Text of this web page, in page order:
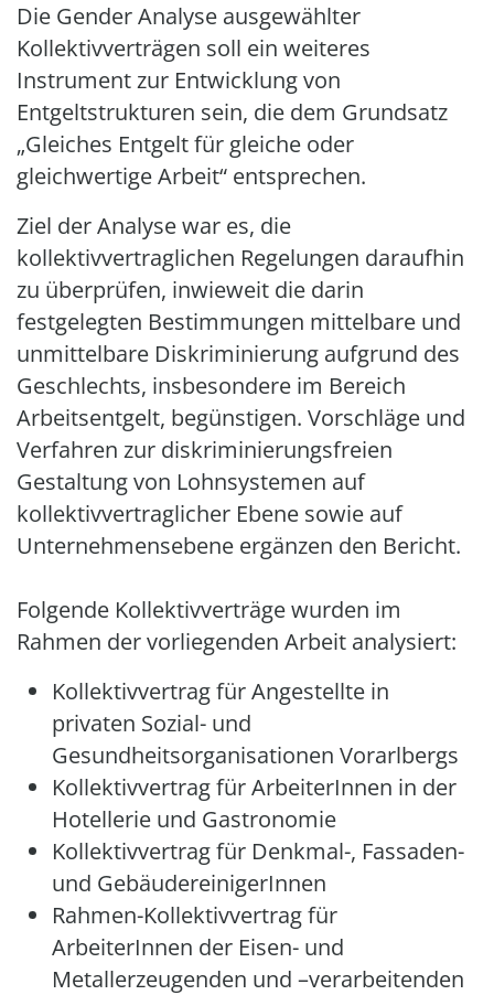
Die Gender Analyse ausgewählter
Kollektivverträgen soll ein weiteres
Instrument zur Entwicklung von
Entgeltstrukturen sein, die dem Grundsatz
„Gleiches Entgelt für gleiche oder
gleichwertige Arbeit“ entsprechen.
Ziel der Analyse war es, die
kollektivvertraglichen Regelungen daraufhin
zu überprüfen, inwieweit die darin
festgelegten Bestimmungen mittelbare und
unmittelbare Diskriminierung aufgrund des
Geschlechts, insbesondere im Bereich
Arbeitsentgelt, begünstigen. Vorschläge und
Verfahren zur diskriminierungsfreien
Gestaltung von Lohnsystemen auf
kollektivvertraglicher Ebene sowie auf
Unternehmensebene ergänzen den Bericht.
Folgende Kollektivverträge wurden im
Rahmen der vorliegenden Arbeit analysiert:
Kollektivvertrag für Angestellte in
privaten Sozial- und
Gesundheitsorganisationen Vorarlbergs
Kollektivvertrag für ArbeiterInnen in der
Hotellerie und Gastronomie
Kollektivvertrag für Denkmal-, Fassaden-
und GebäudereinigerInnen
Rahmen-Kollektivvertrag für
ArbeiterInnen der Eisen- und
Metallerzeugenden und –verarbeitenden